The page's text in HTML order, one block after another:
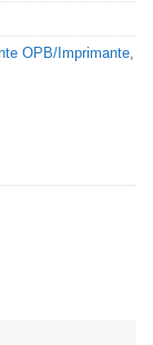
OPB/Imprimante,